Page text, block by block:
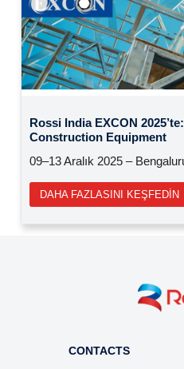
Rossi India EXCON
Construction Equipment
09–13 Aralık 2025 –
DAHA FAZLASINI KEŞFEDIN
Previous
CONTACTS